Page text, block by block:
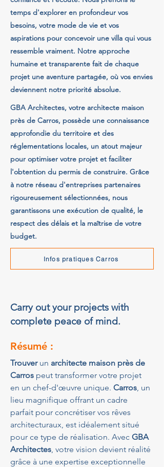
temps d'explorer en profondeur vos
besoins, votre mode de vie et vos
aspirations pour concevoir une villa qui vous
ressemble vraiment. Notre approche
humaine et transparente fait de chaque
projet une aventure partagée, où vos envies
deviennent notre priorité absolue.
GBA Architectes, votre architecte maison
près de Carros, possède une connaissance
approfondie du territoire et des
réglementations locales, un atout majeur
pour optimiser votre projet et faciliter
l'obtention du permis de construire. Grâce
à notre réseau d'entreprises partenaires
rigoureusement sélectionnées, nous
garantissons une exécution de qualité, le
respect des délais et la maîtrise de votre
budget.
Infos pratiques Carros
Carry out your projects with
complete peace of mind.
Résumé :
Trouver un architecte maison près de
Carros peut transformer votre projet
en un chef-d'œuvre unique. Carros, un
lieu magnifique offrant un cadre
parfait pour concrétiser vos rêves
architecturaux, est idéalement situé
pour ce type de réalisation. Avec GBA
Architectes, votre vision devient réalité
grâce à une expertise exceptionnelle